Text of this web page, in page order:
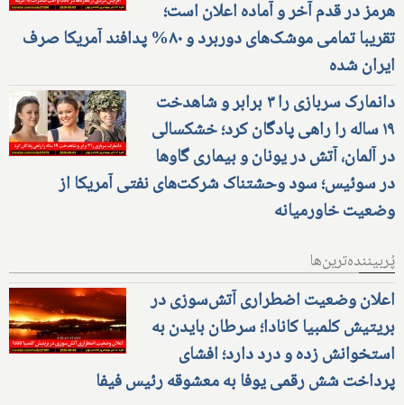
هرمز در قدم آخر و آماده اعلان است؛
تقریبا تمامی موشک‌های دوربرد و ۸۰% پدافند آمریکا صرف
ایران شده
دانمارک سربازی را ۳ برابر و شاهدخت
۱۹ ساله را راهی پادگان کرد؛ خشکسالی
در آلمان، آتش در یونان و بیماری گاوها
در سوئیس؛ سود وحشتناک شرکت‌های نفتی آمریکا از
وضعیت خاورمیانه
پُربیننده‌ترین‌ها
اعلان وضعیت اضطراری آتش‌سوزی در
بریتیش کلمبیا کانادا؛ سرطان بایدن به
استخوانش زده و درد دارد؛ افشای
پرداخت شش رقمی یوفا به معشوقه رئیس فیفا